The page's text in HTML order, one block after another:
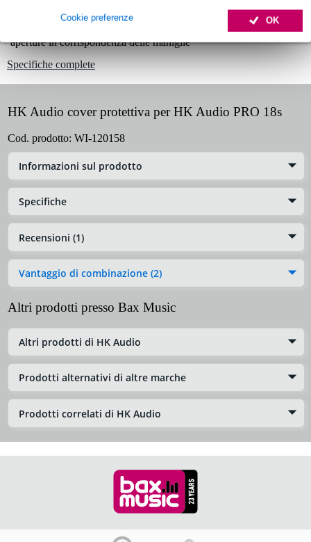
OK
Cookie preferenze
compatibile con PRO 18S e PRO 18A
aperture in corrispondenza delle maniglie
Specifiche complete
HK Audio cover protettiva per HK Audio PRO 18s
Cod. prodotto: WI-120158
Informazioni sul prodotto
Specifiche
Recensioni (1)
Vantaggio di combinazione (2)
Altri prodotti presso Bax Music
Altri prodotti di HK Audio
Prodotti alternativi di altre marche
Prodotti correlati di HK Audio